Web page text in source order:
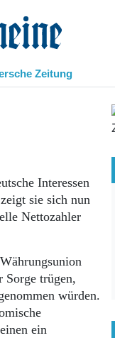
Zeitung
Interessen
sie sich nun
Nettozahler
trügen,
würden.
ein